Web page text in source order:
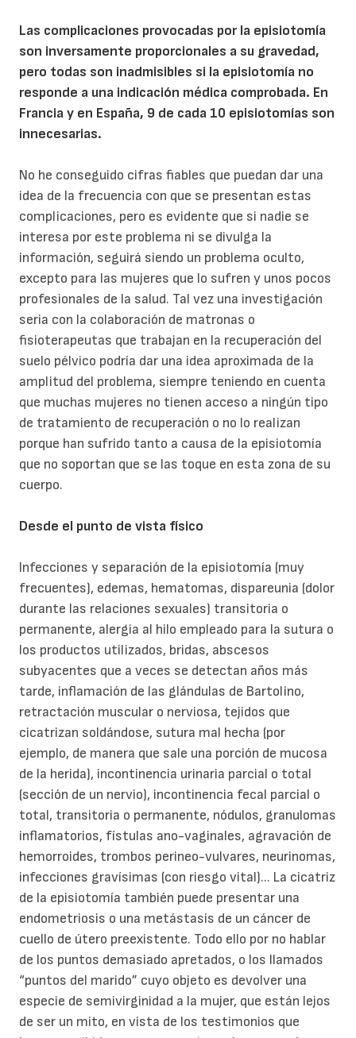
Las complicaciones provocadas por la episiotomía
son inversamente proporcionales a su gravedad,
pero todas son inadmisibles si la episiotomía no
responde a una indicación médica comprobada. En
Francia y en España, 9 de cada 10 episiotomías son
innecesarias.
No he conseguido cifras fiables que puedan dar una
idea de la frecuencia con que se presentan estas
complicaciones, pero es evidente que si nadie se
interesa por este problema ni se divulga la
información, seguirá siendo un problema oculto,
excepto para las mujeres que lo sufren y unos pocos
profesionales de la salud. Tal vez una investigación
seria con la colaboración de matronas o
fisioterapeutas que trabajan en la recuperación del
suelo pélvico podría dar una idea aproximada de la
amplitud del problema, siempre teniendo en cuenta
que muchas mujeres no tienen acceso a ningún tipo
de tratamiento de recuperación o no lo realizan
porque han sufrido tanto a causa de la episiotomía
que no soportan que se las toque en esta zona de su
cuerpo.
Desde el punto de vista físico
Infecciones y separación de la episiotomía (muy
frecuentes), edemas, hematomas, dispareunia (dolor
durante las relaciones sexuales) transitoria o
permanente, alergia al hilo empleado para la sutura o
los productos utilizados, bridas, abscesos
subyacentes que a veces se detectan años más
tarde, inflamación de las glándulas de Bartolino,
retractación muscular o nerviosa, tejidos que
cicatrizan soldándose, sutura mal hecha (por
ejemplo, de manera que sale una porción de mucosa
de la herida), incontinencia urinaria parcial o total
(sección de un nervio), incontinencia fecal parcial o
total, transitoria o permanente, nódulos, granulomas
inflamatorios, fístulas ano-vaginales, agravación de
hemorroides, trombos perineo-vulvares, neurinomas,
infecciones gravísimas (con riesgo vital)... La cicatriz
de la episiotomía también puede presentar una
endometriosis o una metástasis de un cáncer de
cuello de útero preexistente. Todo ello por no hablar
de los puntos demasiado apretados, o los llamados
“puntos del marido” cuyo objeto es devolver una
especie de semivirginidad a la mujer, que están lejos
de ser un mito, en vista de los testimonios que